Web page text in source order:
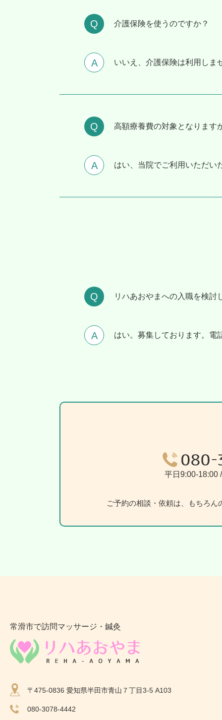
介護保険を使うのですか？
いいえ、介護保険は利用しま
⾼額療養費の対象となります
はい、当院でご利用いただい
リハあおやまへの⼊職を検討
はい。募集しております。電
平日9:00-18:00
ご予約の相談・依頼は、もちろ
常滑市で訪問マッサージ・鍼灸
〒475-0836 愛知県半田市青山７丁目3-5 A103
080-3078-4442